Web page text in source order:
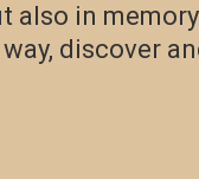
also in
discover